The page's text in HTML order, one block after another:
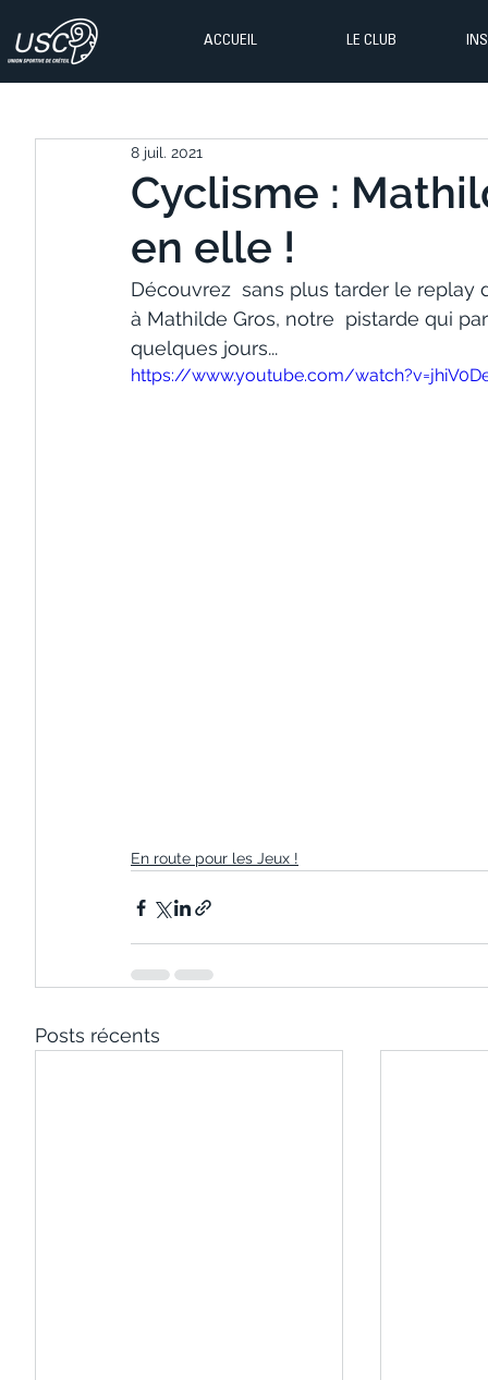
ACCUEIL LE CLUB
Cyclisme :
en elle !
8 juil. 2021
Découvrez  sans plus tarder le
à Mathilde Gros, notre  pistarde qui
quelques jours...
https://www.youtube.com/
En route pour les Jeux !
Posts récents